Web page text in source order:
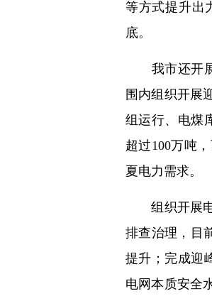
等方式提升出
底。
我市还开展
围内组织开展
组运行、电煤
超过100万吨
夏电力需求。
组织开展电
排查治理，目
提升；完成迎
电网本质安全